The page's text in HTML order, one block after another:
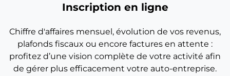
Inscription en ligne
Chiffre d'affaires mensuel, évolution de vos revenus,
plafonds fiscaux ou encore factures en attente :
profitez d’une vision complète de votre activité afin
de gérer plus efficacement votre auto-entreprise.